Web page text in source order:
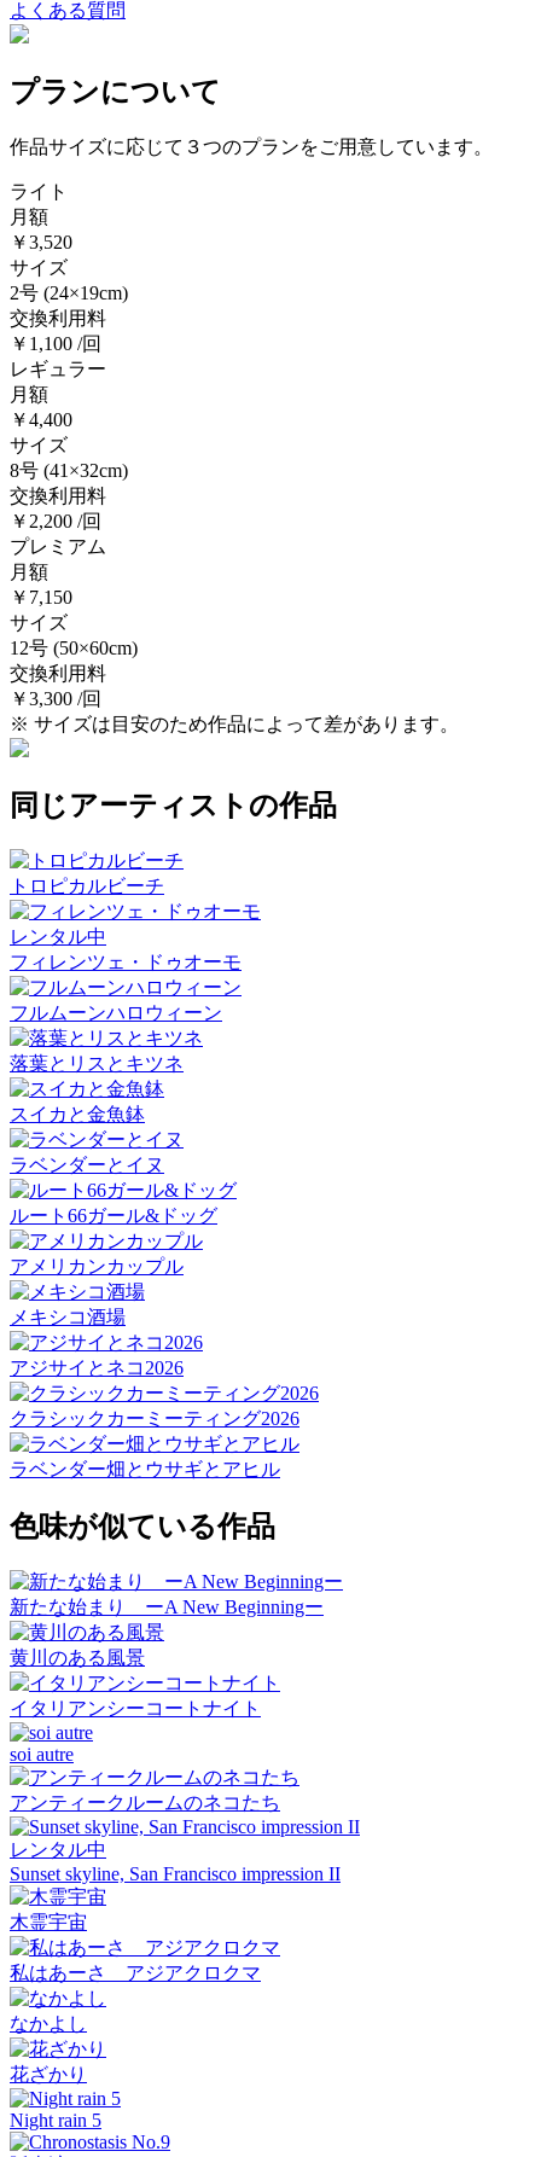
よくある質問
プランについて
作品サイズに応じて３つのプランをご用意しています。
ライト
月額
￥3,520
サイズ
2号 (24×19cm)
交換利用料
￥1,100 /回
レギュラー
月額
￥4,400
サイズ
8号 (41×32cm)
交換利用料
￥2,200 /回
プレミアム
月額
￥7,150
サイズ
12号 (50×60cm)
交換利用料
￥3,300 /回
※ サイズは目安のため作品によって差があります。
同じアーティストの作品
トロピカルビーチ
レンタル中
フィレンツェ・ドゥオーモ
フルムーンハロウィーン
落葉とリスとキツネ
スイカと金魚鉢
ラベンダーとイヌ
ルート66ガール&ドッグ
アメリカンカップル
メキシコ酒場
アジサイとネコ2026
クラシックカーミーティング2026
ラベンダー畑とウサギとアヒル
色味が似ている作品
新たな始まり ーA New Beginningー
黄川のある風景
イタリアンシーコートナイト
soi autre
アンティークルームのネコたち
レンタル中
Sunset skyline, San Francisco impression II
木霊宇宙
私はあーさ アジアクロクマ
なかよし
花ざかり
Night rain 5